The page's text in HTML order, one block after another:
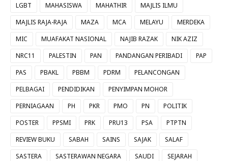
LGBT
MAHASISWA MAHATHIR
MAJLIS ILMU
MAJLIS RAJA-RAJA
MAZA MCA MELAYU
MERDEKA
MIC
MUAFAKAT NASIONAL NAJIB RAZAK
NIK AZIZ
NRC11
PALESTIN PAN PANDANGAN PERIBADI
PAP
PAS
PBAKL PBBM PDRM
PELANCONGAN
PELBAGAI
PENDIDIKAN
PENYIMPAN MOHOR
PERNIAGAAN
PH PKR PMO PN
POLITIK
POSTER
PPSMI PRK PRU13 PSA
PTPTN
REVIEW BUKU
SABAH SAINS SAJAK
SALAF
SASTERA
SASTERAWAN NEGARA SAUDI
SEJARAH